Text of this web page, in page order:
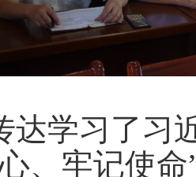
学习了习近
、牢记使